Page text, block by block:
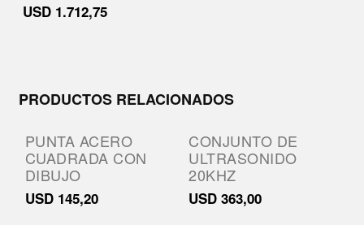
USD 1.712,75
PRODUCTOS RELACIONADOS
PUNTA ACERO
CUADRADA CON
DIBUJO
USD 145,20
CONJUNTO DE
ULTRASONIDO
20KHZ
USD363,00